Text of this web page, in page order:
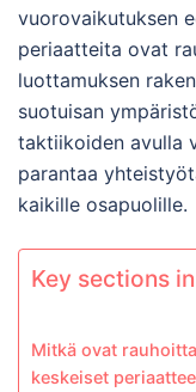
vuorovaikutuksen
periaatteita ovat
luottamuksen
suotuisan
taktiikoiden avulla
parantaa
kaikille osapuolille.
Key sections
Mitkä ovat
keskeiset